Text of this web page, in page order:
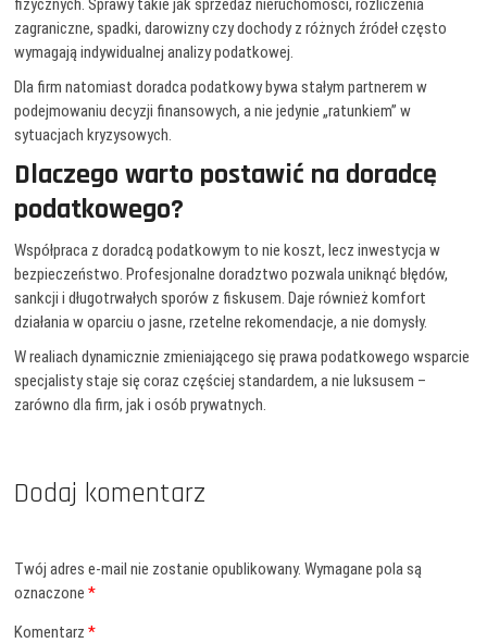
fizycznych. Sprawy takie jak sprzedaż nieruchomości, rozliczenia
zagraniczne, spadki, darowizny czy dochody z różnych źródeł często
wymagają indywidualnej analizy podatkowej.
Dla firm natomiast doradca podatkowy bywa stałym partnerem w
podejmowaniu decyzji finansowych, a nie jedynie „ratunkiem” w
sytuacjach kryzysowych.
Dlaczego warto postawić na doradcę
podatkowego?
Współpraca z doradcą podatkowym to nie koszt, lecz inwestycja w
bezpieczeństwo. Profesjonalne doradztwo pozwala uniknąć błędów,
sankcji i długotrwałych sporów z fiskusem. Daje również komfort
działania w oparciu o jasne, rzetelne rekomendacje, a nie domysły.
W realiach dynamicznie zmieniającego się prawa podatkowego wsparcie
specjalisty staje się coraz częściej standardem, a nie luksusem –
zarówno dla firm, jak i osób prywatnych.
Dodaj komentarz
Twój adres e-mail nie zostanie opublikowany. Wymagane pola są
oznaczone*
Komentarz*